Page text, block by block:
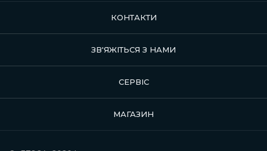
КОНТАКТИ
ЗВ'ЯЖІТЬСЯ З НАМИ
СЕРВІС
МАГАЗИН